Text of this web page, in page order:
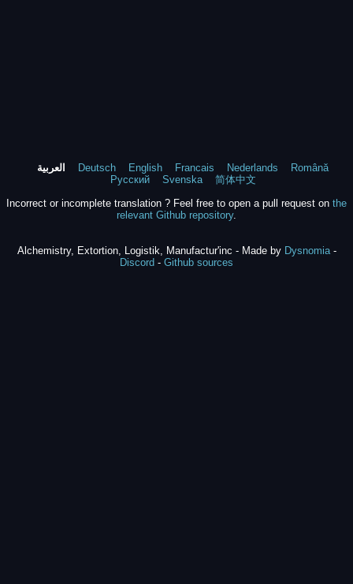
العربية Deutsch English Francais Nederlands
Română
Русский
Svenska
简体中文
Incorrect or incomplete translation ? Feel free to open a pull request on the
relevant Github repository.
Alchemistry, Extortion, Logistik, Manufactur'inc - Made by Dysnomia-
Discord - Github sources